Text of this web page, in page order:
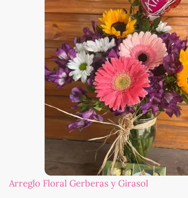
Arreglo Floral Gerberas y Girasol